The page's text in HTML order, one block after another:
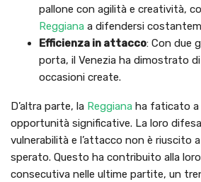
pallone con agilità e creatività,
Reggiana a difendersi
Efficienza in attacco: Con due
porta, il Venezia ha dimostrato
occasioni create.
D’altra parte, la Reggiana ha faticato a
opportunità significative. La loro
vulnerabilità e l’attacco non è riuscito
sperato. Questo ha contribuito alla
consecutiva nelle ultime partite, un